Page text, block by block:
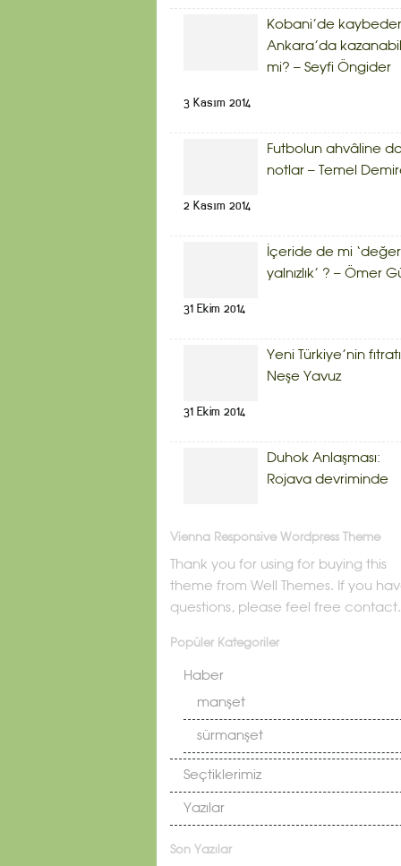
Kobani’de
Ankara’da
mi? – Seyfi Öngider
3 Kasım 2014
Futbolun ahvâline
notlar – Temel
2 Kasım 2014
İçeride de mi
yalnızlık’ ? – Ömer
31 Ekim 2014
Yeni Türkiye’nin
Neşe Yavuz
31 Ekim 2014
Duhok Anlaşması:
Rojava devriminde
Vienna Responsive Wordpress Theme
Thank you for using for buying this
theme from Well Themes. If you
questions, please feel free contact.
Popüler Kategoriler
Haber
manşet
sürmanşet
Seçtiklerimiz
Yazılar
Son Yazılar